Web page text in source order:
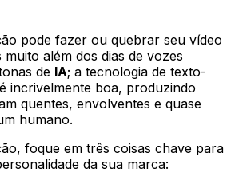
pode fazer ou quebrar seu vídeo
muito além dos dias de vozes
de IA; a tecnologia de texto-
incrivelmente boa, produzindo
quentes, envolventes e quase
humano.
foque em três coisas chave para
da sua marca: